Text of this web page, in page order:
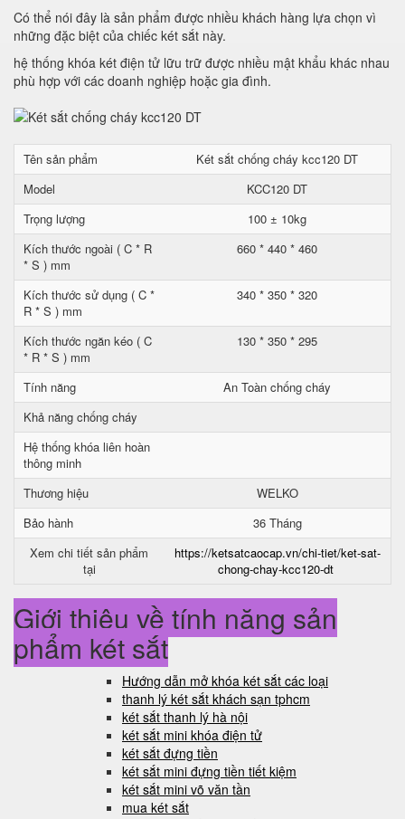
Có thể nói đây là sản phẩm được nhiều khách hàng lựa chọn vì
những đặc biệt của chiếc két sắt này.
hệ thống khóa két điện tử lữu trữ được nhiều mật khẩu khác nhau
phù hợp với các doanh nghiệp hoặc gia đình.
Tên sản phẩm
Két sắt chống cháy kcc120 DT
Model
KCC120 DT
Trọng lượng
100 ± 10kg
Kích thước ngoài ( C * R
* S ) mm
660 * 440 * 460
Kích thước sử dụng ( C *
R * S ) mm
340 * 350 * 320
Kích thước ngăn kéo ( C
* R * S ) mm
130 * 350 * 295
Tính năng
An Toàn chống cháy
Khả năng chống cháy
Hệ thống khóa liên hoàn
thông minh
Thương hiệu
WELKO
Bảo hành
36 Tháng
Xem chi tiết sản phẩm
tại
https://ketsatcaocap.vn/chi-tiet/ket-sat-
chong-chay-kcc120-dt
Giới thiệu về tính năng sản
phẩm két sắt
Hướng dẫn mở khóa két sắt các loại
thanh lý két sắt khách sạn tphcm
két sắt thanh lý hà nội
két sắt mini khóa điện tử
két sắt đựng tiền
két sắt mini đựng tiền tiết kiệm
két sắt mini võ văn tần
mua két sắt